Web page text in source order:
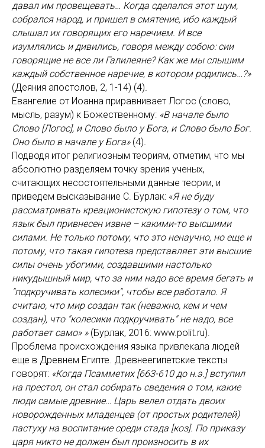
давал им провещевать… Когда сделался этот шум,
собрался народ, и пришел в смятение, ибо каждый
слышал их говорящих его наречием. И все
изумлялись и дивились, говоря между собою: сии
говорящие не все ли Галилеяне? Как же мы слышим
каждый собственное наречие, в котором родились…?»
(Деяния апостолов, 2, 1-14) (4).
Евангелие от Иоанна приравнивает Логос (слово,
мысль, разум) к Божественному: «В начале было
Слово [Логос], и Слово было у Бога, и Слово было Бог.
Оно было в начале у Бога» (4).
Подводя итог религиозным теориям, отметим, что мы
абсолютно разделяем точку зрения ученых,
считающих несостоятельными данные теории, и
приведем высказывание С. Бурлак: «Я не буду
рассматривать креационистскую гипотезу о том, что
язык был привнесен извне – какими-то высшими
силами. Не только потому, что это ненаучно, но еще и
потому, что такая гипотеза представляет эти высшие
силы очень убогими, создавшими настолько
никудышный мир, что за ним надо все время бегать и
"подкручивать колесики", чтобы все работало. Я
считаю, что мир создан так (неважно, кем и чем
создан), что "колесики подкручивать" не надо, все
работает само» » (Бурлак, 2016: www.polit.ru).
Проблема происхождения языка привлекала людей
еще в Древнем Египте. Древнеегипетские тексты
говорят: «Когда Псамметих [663-610 до н.э.] вступил
на престол, он стал собирать сведения о том, какие
люди самые древние… Царь велел отдать двоих
новорожденных младенцев (от простых родителей)
пастуху на воспитание среди стада [коз]. По приказу
царя никто не должен был произносить в их